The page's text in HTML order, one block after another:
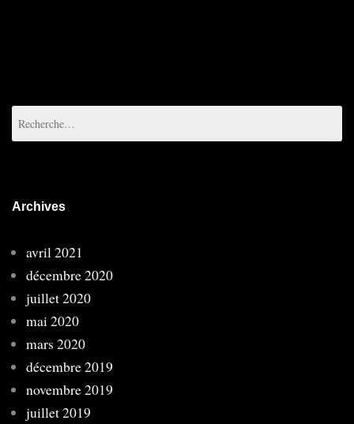
Archives
avril 2021
décembre 2020
juillet 2020
mai 2020
mars 2020
décembre 2019
novembre 2019
juillet 2019